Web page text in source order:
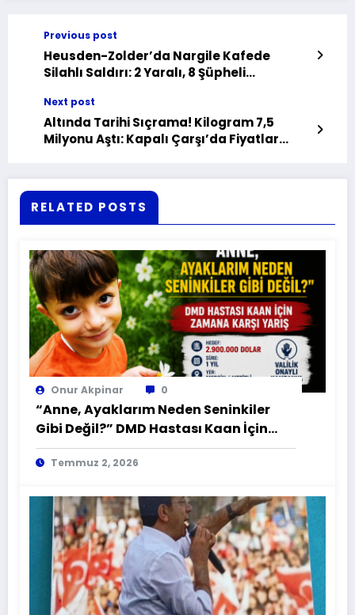
Previous post
Heusden-Zolder’da Nargile Kafede
Silahlı Saldırı: 2 Yaralı, 8 Şüpheli
Next post
Altında Tarihi Sıçrama! Kilogram 7,5
Milyonu Aştı: Kapalı Çarşı’da Fiyatlar
RELATED POSTS
Onur Akpinar 0
“Anne, Ayaklarım Neden Seninkiler
Gibi Değil?” DMD Hastası Kaan İçin
Zamana Karşı Yarış
Temmuz 2, 2026